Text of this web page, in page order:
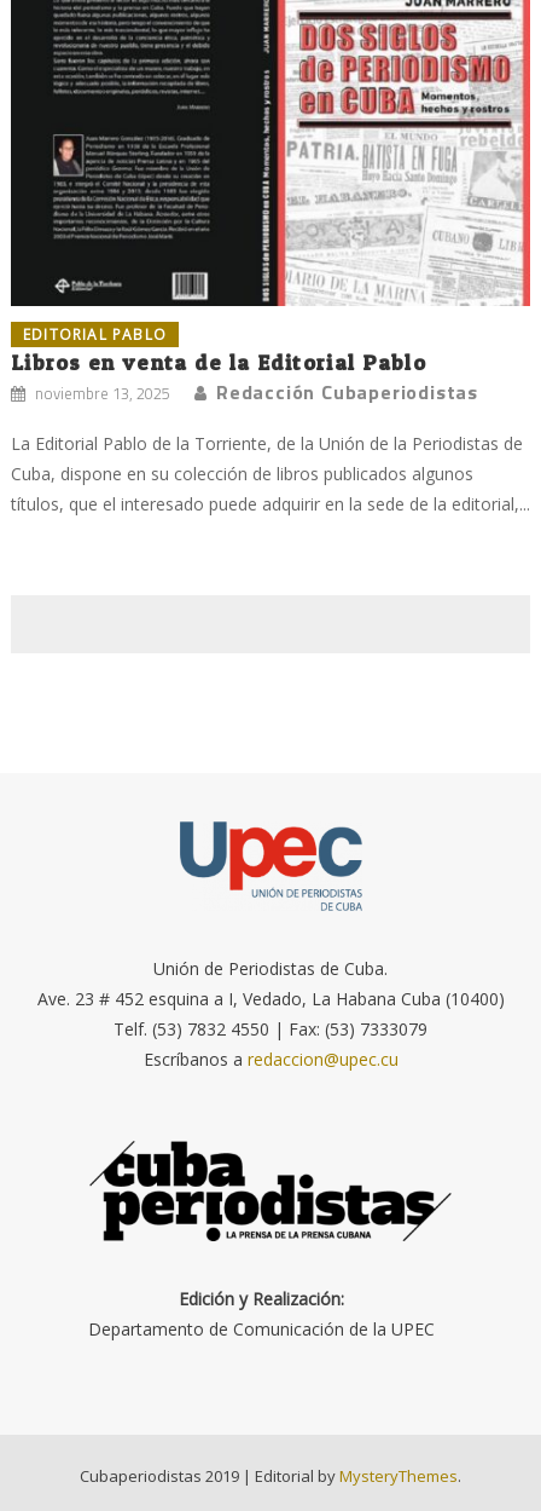
EDITORIAL PABLO
Libros en venta de la Editorial Pablo
noviembre 13, 2025 Redacción Cubaperiodistas
La Editorial Pablo de la Torriente, de la Unión de la Periodistas de
Cuba, dispone en su colección de libros publicados algunos
títulos, que el interesado puede adquirir en la sede de la editorial,...
Unión de Periodistas de Cuba.
Ave. 23 # 452 esquina a I, Vedado, La Habana Cuba (10400)
Telf. (53) 7832 4550 | Fax: (53) 7333079
Escríbanos a redaccion@upec.cu
Edición y Realización:
Departamento de Comunicación de la UPEC
Cubaperiodistas 2019 | Editorial byMysteryThemes.